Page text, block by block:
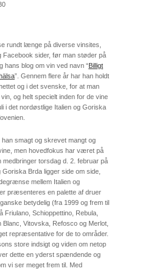
rundt længe på diverse vinsites,
Facebook sider, før man støder på
hans blog om vin ved navn “Billigt
”. Gennem flere år har han holdt
og i det svenske, for at man
og helt specielt inden for de vine
i det nordøstlige Italien og Goriska
smagt og skrevet mangt og
men hovedfokus har været på
medbringer torsdag d. 2. februar på
Brda ligger side om side,
mellem Italien og
præsenteres en palette af druer
betydelig (fra 1999 og frem til
Friulano, Schioppettino, Rebula,
Blanc, Vitovska, Refosco og Merlot,
repræsentative for de to områder.
store indsigt og viden om netop
dette en yderst spændende og
vi ser meget frem til. Med